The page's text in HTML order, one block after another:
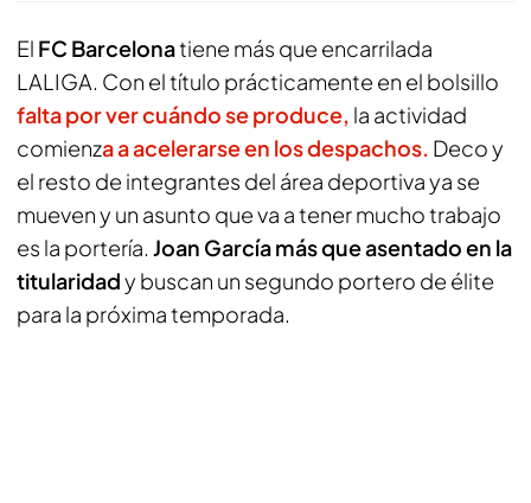
El FC Barcelonatiene más que encarrilada
LALIGA. Con el título prácticamente en el bolsillo
falta por ver cuándo se produce, la actividad
comienza a acelerarse en los despachos. Deco y
el resto de integrantes del área deportiva ya se
mueven y un asunto que va a tener mucho trabajo
es la portería. Joan García más que asentado en la
titularidady buscan un segundo portero de élite
para la próxima temporada.